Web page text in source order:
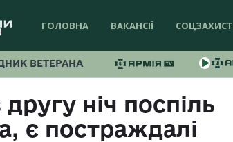
ГОЛОВНА ВАКАНСІЇ СОЦЗАХИСТ
ВЕТЕРАНА
ніч поспіль
є постраждалі